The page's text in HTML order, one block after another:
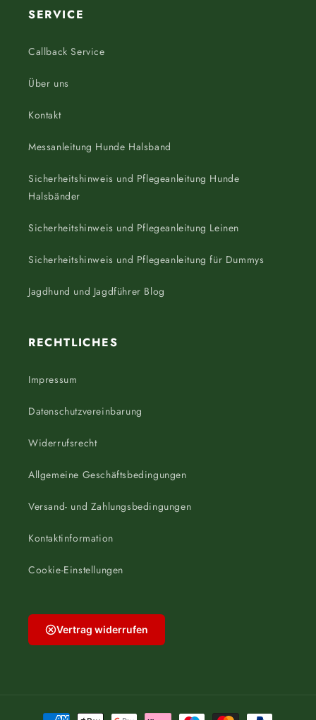
SERVICE
Callback Service
Über uns
Kontakt
Messanleitung Hunde Halsband
Sicherheitshinweis und Pflegeanleitung Hunde
Halsbänder
Sicherheitshinweis und Pflegeanleitung Leinen
Sicherheitshinweis und Pflegeanleitung für Dummys
Jagdhund und Jagdführer Blog
RECHTLICHES
Impressum
Datenschutzvereinbarung
Widerrufsrecht
Allgemeine Geschäftsbedingungen
Versand- und Zahlungsbedingungen
Kontaktinformation
Cookie-Einstellungen
Vertrag widerrufen
Zahlungsmethoden